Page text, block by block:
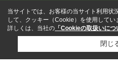
当サイトでは、お客様の当サイト利用状
して、クッキー（Cookie）を使用してい
詳しくは、当社の 「Cookieの取扱いにつ
閉じ